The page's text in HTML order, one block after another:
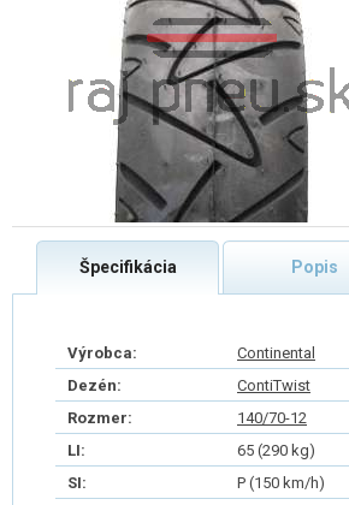
Špecifikácia Popis
Výrobca:
Continental
Dezén:
ContiTwist
Rozmer:
140/70-12
LI:
65 (290 kg)
SI:
P (150 km/h)